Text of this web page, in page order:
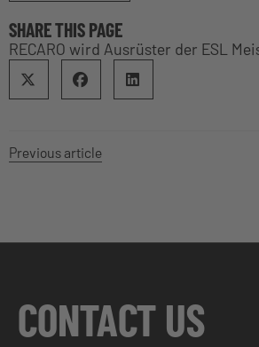
SHARE THIS PAGE
RECARO wird Ausrüster der ESL
Previous article
CONTACT US